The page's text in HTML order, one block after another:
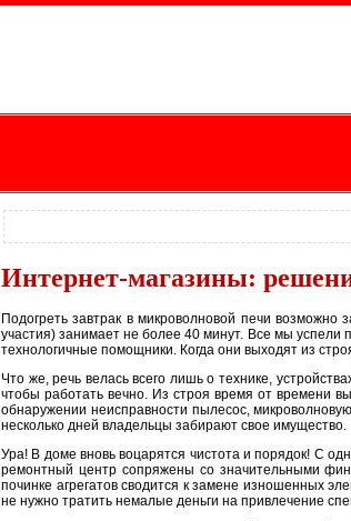
Интернет-магазины:
Подогреть завтрак в микроволновой печи
участия) занимает не более 40 минут. Все мы успели
технологичные помощники. Когда они выходят из
Что же, речь велась всего лишь о технике,
чтобы работать вечно. Из строя время от времени
обнаружении неисправности пылесос,
несколько дней владельцы забирают свое имущество.
Ура! В доме вновь воцарятся чистота и порядок! С
ремонтный центр сопряжены со значительными
починке агрегатов сводится к замене изношенных
не нужно тратить немалые деньги на привлечение